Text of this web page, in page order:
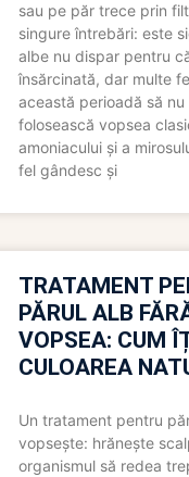
sau pe păr trece prin
singure întrebări: este
albe nu dispar pentru
însărcinată, dar multe
această perioadă să nu
folosească vopsea
amoniacului și a
fel gândesc și
TRATAMENT
PĂRUL ALB
VOPSEA: CUM
CULOAREA
Un tratament pentru
vopsește: hrănește
organismul să redea